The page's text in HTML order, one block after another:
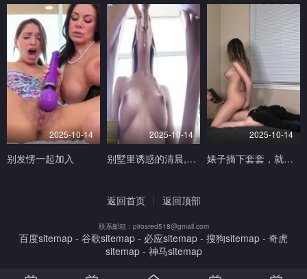
2025-10-14
别发愣一起加入
2025-10-14
别墅里诱惑的清晨,猛操小骚逼
2025-10-14
婊子摘下套套，就为被中出 - Mandy Madison
返回首页 返回顶部
联系邮箱：pirosred518@gmail.com
百度sitemap - 谷歌sitemap - 必应sitemap - 搜狗sitemap - 奇虎
sitemap- 神马sitemap